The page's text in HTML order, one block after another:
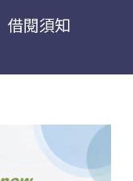
借閱須知